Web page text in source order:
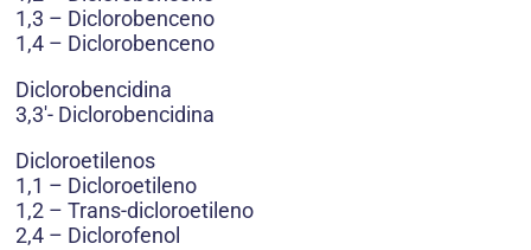
1,3 – Diclorobenceno
1,4 – Diclorobenceno
Diclorobencidina
3,3′- Diclorobencidina
Dicloroetilenos
1,1 – Dicloroetileno
1,2 – Trans-dicloroetileno
2,4 – Diclorofenol